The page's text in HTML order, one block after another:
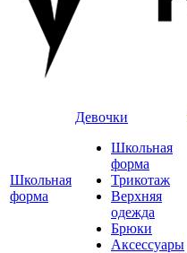
Школьная
форма
Девочки
Школьная
форма
Трикотаж
Верхняя
одежда
Брюки
Аксессуары